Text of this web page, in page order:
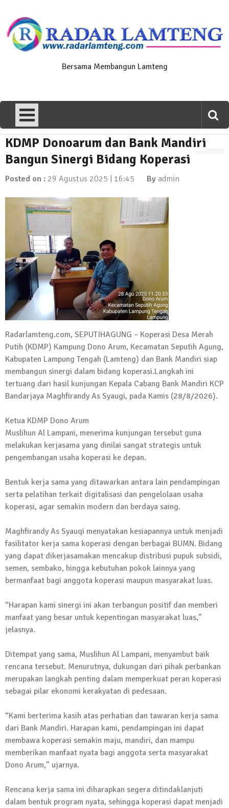
content
Bersama Membangun Lamteng
News Flash
Polres Lamteng Gelar Upacara
Peringatan Hari Pahlawan, Teladani
Semangat Pengorbanan untuk Bangsa
News Flash
Puluhan Warga Dusun III Geruduk
Balai Kampung Pujobasuki, Tuntut
Kadus Untuk Mundur
4 September 2025 | 15:40
News Flash
iklan ucapan HUT RI
20 Agustus 2025 | 14:43
News Flash
Rumbia, Pelaku Ditangkap di Lamtim
26 Juli 2025 | 10:33
News Flash
Kejari Geledah Kantor Disporapar
Lamteng Terkait Dugaan Korupsi Dana
16 Oktober 2024 | 05:27
News Flash
Berikut Jadwal Debat Kandidat Cabup-
Cawabup Lampung Tengah
News Flash
Jumat Berkah SMSI Tulang Bawang
Sasar Sejumlah Warga Kurang Mampu
News Flash
Dengan Semangat Muda, Ida Bagus
Wisnu Pujana Mengambil Berkas
Penjaringan Balonkada di DPC PDI P
Lamtim
News Flash
Melalui Dumas, Ketua SMSI Waykanan
Laporkan Kasus Pengeroyokan yang
19 Maret 2024 | 16:01
News Flash
Anggota MPR-RI I Komang Koheri
Kembali Laksanakan Sosialisasi 4 Pilar
2 Februari 2024 | 11:48
KDMP Donoarum dan Bank Mandiri
Bangun Sinergi Bidang Koperasi
Posted on : 29 Agustus 2025 | 16:45 By admin
Radarlamteng.com, SEPUTIHAGUNG – Koperasi Desa Merah
Putih (KDMP) Kampung Dono Arum, Kecamatan Seputih Agung,
Kabupaten Lampung Tengah (Lamteng) dan Bank Mandiri siap
membangun sinergi dalam bidang koperasi.Langkah ini
tertuang dari hasil kunjungan Kepala Cabang Bank Mandiri KCP
Bandarjaya Maghfirandy As Syaugi, pada Kamis (28/8/2026).
Ketua KDMP Dono Arum
Muslihun Al Lampani, menerima kunjungan tersebut guna
melakukan kerjasama yang dinilai sangat strategis untuk
pengembangan usaha koperasi ke depan.
Bentuk kerja sama yang ditawarkan antara lain pendampingan
serta pelatihan terkait digitalisasi dan pengelolaan usaha
koperasi, agar semakin modern dan berdaya saing.
Maghfirandy As Syauqi menyatakan kesiapannya untuk menjadi
fasilitator kerja sama koperasi dengan berbagai BUMN. Bidang
yang dapat dikerjasamakan mencakup distribusi pupuk subsidi,
semen, sembako, hingga kebutuhan pokok lainnya yang
bermanfaat bagi anggota koperasi maupun masyarakat luas.
“Harapan kami sinergi ini akan terbangun positif dan memberi
manfaat yang besar untuk kepentingan masyarakat luas,”
jelasnya.
Ditempat yang sama, Muslihun Al Lampani, menyambut baik
rencana tersebut. Menurutnya, dukungan dari pihak perbankan
merupakan langkah penting dalam memperkuat peran koperasi
sebagai pilar ekonomi kerakyatan di pedesaan.
“Kami berterima kasih atas perhatian dan tawaran kerja sama
dari Bank Mandiri. Harapan kami, pendampingan ini dapat
membawa koperasi semakin maju, mandiri, dan mampu
memberikan manfaat nyata bagi anggota serta masyarakat
Dono Arum,” ujarnya.
Rencana kerja sama ini diharapkan segera ditindaklanjuti
dalam bentuk program nyata, sehingga koperasi dapat menjadi